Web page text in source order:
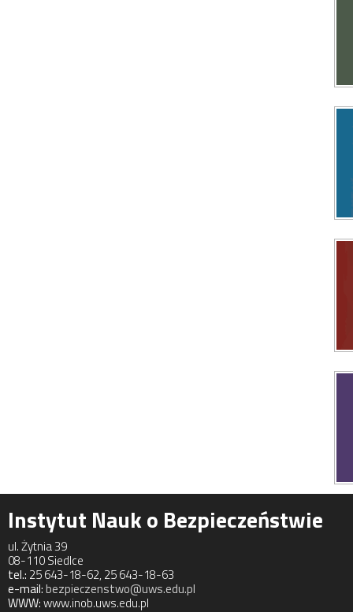
Instytut Nauk o Bezpieczeństwie
ul. Żytnia 39
08-110 Siedlce
tel.: 25 643-18-62, 25 643-18-63
e-mail:bezpieczenstwo@uws.edu.pl
WWW:www.inob.uws.edu.pl